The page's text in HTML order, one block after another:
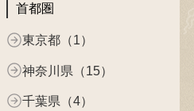
首都圏
東京都（1）
神奈川県（15）
千葉県（4）